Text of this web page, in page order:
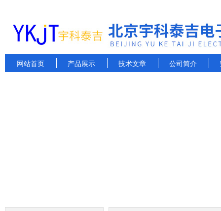
网站首页 产品展示 技术文章 公司简介